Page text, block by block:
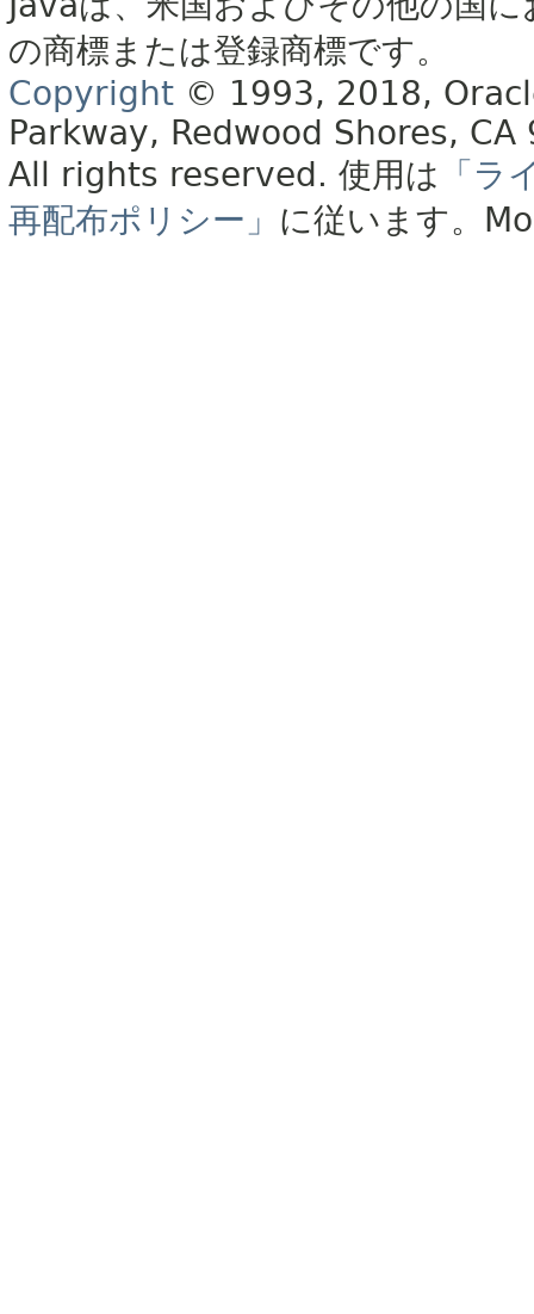
の商標または登録商標です。
Copyright © 1993, 2018,
Parkway, Redwood Shores, CA
All rights reserved. 使用は 「ラ
再配布ポリシー」 に従います。